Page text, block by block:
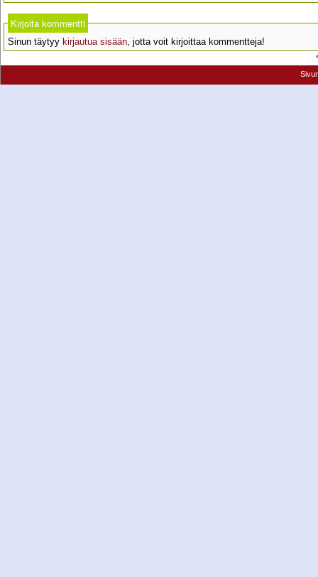
Kirjoita kommentti
Sinun täytyy kirjautua sisään, jotta voit kirjoittaa kommentteja!